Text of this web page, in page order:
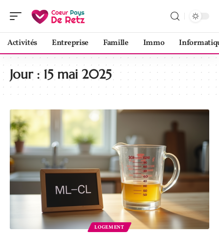
Activités Entreprise Famille Immo
Jour : 15 mai 2025
LOGEMENT